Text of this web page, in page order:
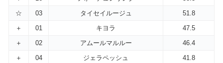
☆
03 タイセイルージュ
51.8
＋
01 キヨラ
47.5
＋
02 アムールマルルー
46.4
＋
04 ジェラペッシュ
41.8